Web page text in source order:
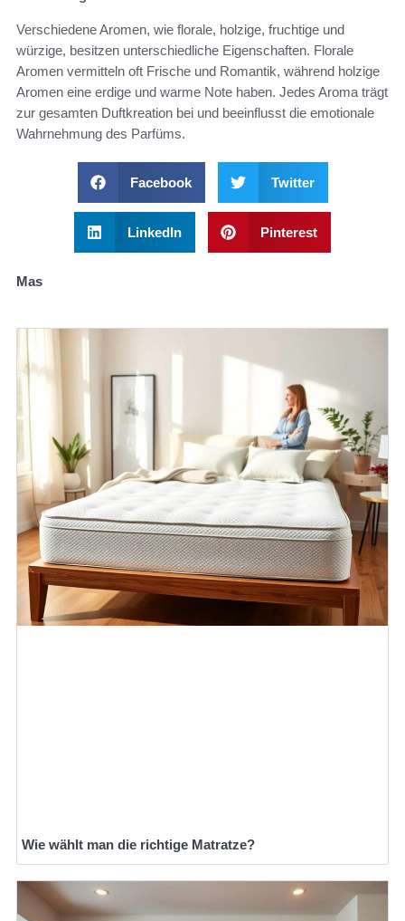
Verschiedene Aromen, wie florale, holzige, fruchtige und
würzige, besitzen unterschiedliche Eigenschaften. Florale
Aromen vermitteln oft Frische und Romantik, während holzige
Aromen eine erdige und warme Note haben. Jedes Aroma trägt
zur gesamten Duftkreation bei und beeinflusst die emotionale
Wahrnehmung des Parfüms.
Facebook Twitter
LinkedIn Pinterest
Mas
Wie wählt man die richtige Matratze?